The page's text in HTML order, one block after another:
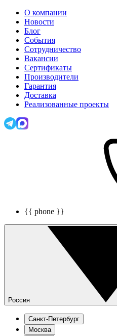
О компании
Новости
Блог
События
Сотрудничество
Вакансии
Сертификаты
Производители
Гарантия
Доставка
Реализованные проекты
{{ phone }}
Россия
Санкт-Петербург
Москва